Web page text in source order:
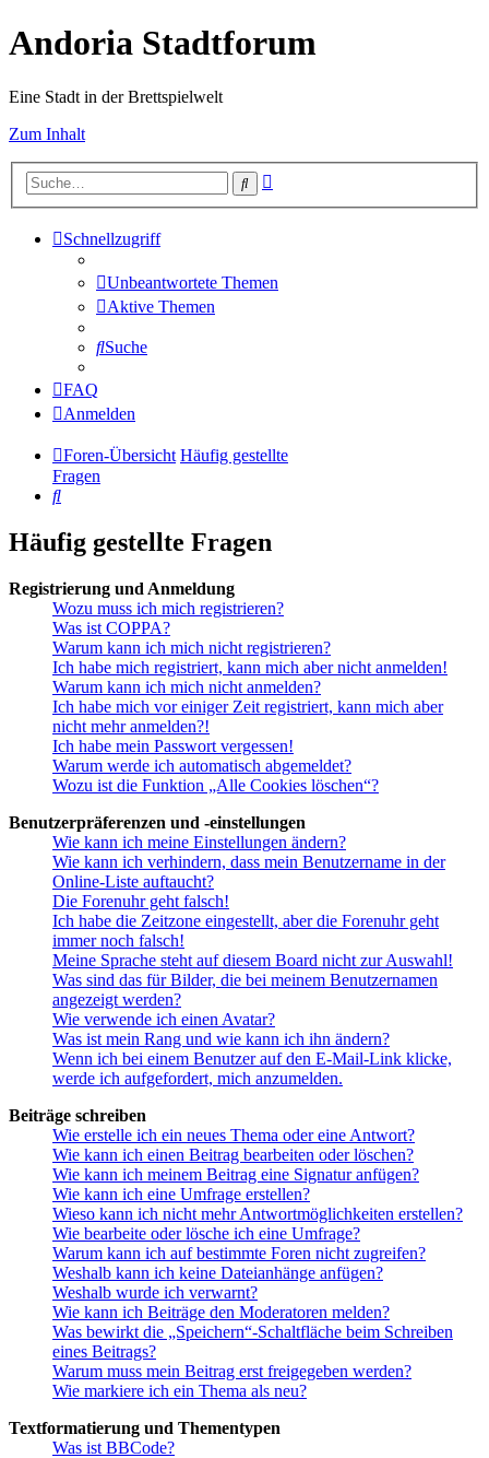
Andoria Stadtforum
Eine Stadt in der Brettspielwelt
Zum Inhalt
Suche
Schnellzugriff
Unbeantwortete Themen
Aktive Themen
Suche
FAQ
Anmelden
Foren-Übersicht Häufig gestellte
Fragen
Suche
Häufig gestellte Fragen
Registrierung und Anmeldung
Wozu muss ich mich registrieren?
Was ist COPPA?
Warum kann ich mich nicht registrieren?
Ich habe mich registriert, kann mich aber nicht anmelden!
Warum kann ich mich nicht anmelden?
Ich habe mich vor einiger Zeit registriert, kann mich aber
nicht mehr anmelden?!
Ich habe mein Passwort vergessen!
Warum werde ich automatisch abgemeldet?
Wozu ist die Funktion „Alle Cookies löschen“?
Benutzerpräferenzen und -einstellungen
Wie kann ich meine Einstellungen ändern?
Wie kann ich verhindern, dass mein Benutzername in der
Online-Liste auftaucht?
Die Forenuhr geht falsch!
Ich habe die Zeitzone eingestellt, aber die Forenuhr geht
immer noch falsch!
Meine Sprache steht auf diesem Board nicht zur Auswahl!
Was sind das für Bilder, die bei meinem Benutzernamen
angezeigt werden?
Wie verwende ich einen Avatar?
Was ist mein Rang und wie kann ich ihn ändern?
Wenn ich bei einem Benutzer auf den E-Mail-Link klicke,
werde ich aufgefordert, mich anzumelden.
Beiträge schreiben
Wie erstelle ich ein neues Thema oder eine Antwort?
Wie kann ich einen Beitrag bearbeiten oder löschen?
Wie kann ich meinem Beitrag eine Signatur anfügen?
Wie kann ich eine Umfrage erstellen?
Wieso kann ich nicht mehr Antwortmöglichkeiten erstellen?
Wie bearbeite oder lösche ich eine Umfrage?
Warum kann ich auf bestimmte Foren nicht zugreifen?
Weshalb kann ich keine Dateianhänge anfügen?
Weshalb wurde ich verwarnt?
Wie kann ich Beiträge den Moderatoren melden?
Was bewirkt die „Speichern“-Schaltfläche beim Schreiben
eines Beitrags?
Warum muss mein Beitrag erst freigegeben werden?
Wie markiere ich ein Thema als neu?
Textformatierung und Thementypen
Was ist BBCode?